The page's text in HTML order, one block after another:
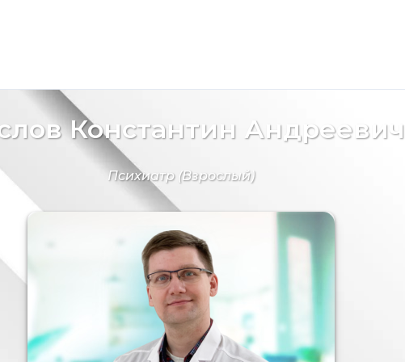
Константин Андреевич
Психиатр(Взрослый)